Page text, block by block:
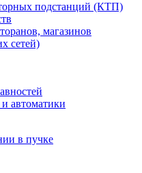
подстанций (КТП)
магазинов
сетей)
автоматики
в пучке